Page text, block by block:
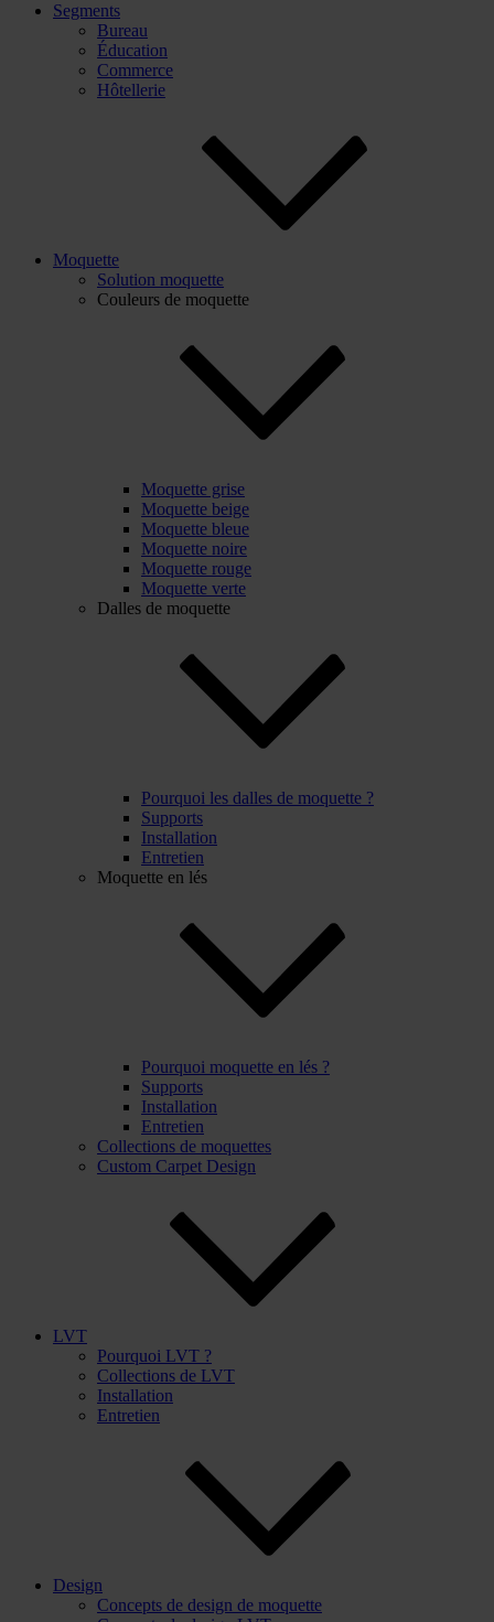
Segments
Bureau
Éducation
Commerce
Hôtellerie
Moquette
Solution moquette
Couleurs de moquette
Moquette grise
Moquette beige
Moquette bleue
Moquette noire
Moquette rouge
Moquette verte
Dalles de moquette
Pourquoi les dalles de moquette ?
Supports
Installation
Entretien
Moquette en lés
Pourquoi moquette en lés ?
Supports
Installation
Entretien
Collections de moquettes
Custom Carpet Design
LVT
Pourquoi LVT ?
Collections de LVT
Installation
Entretien
Design
Concepts de design de moquette